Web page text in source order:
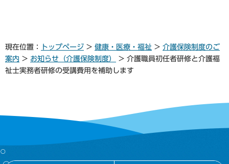
現在位置： トップページ > 健康・医療・福祉 > 介護保険制度のご
案内 > お知らせ（介護保険制度）
> 介護職員初任者研修と介護福
祉士実務者研修の受講費用を補助します